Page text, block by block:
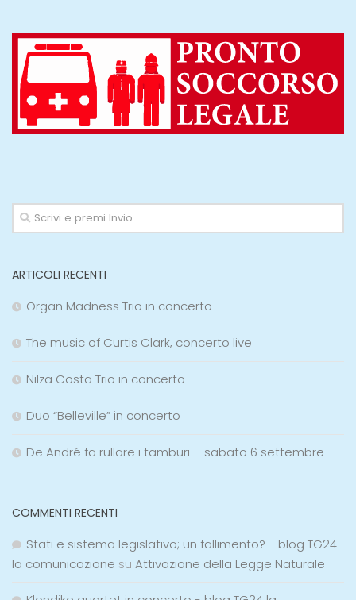
ARTICOLI RECENTI
Organ Madness Trio in concerto
The music of Curtis Clark, concerto live
Nilza Costa Trio in concerto
Duo “Belleville” in concerto
De André fa rullare i tamburi – sabato 6 settembre
COMMENTI RECENTI
Stati e sistema legislativo; un fallimento? - blog TG24
la comunicazione su Attivazione della Legge Naturale